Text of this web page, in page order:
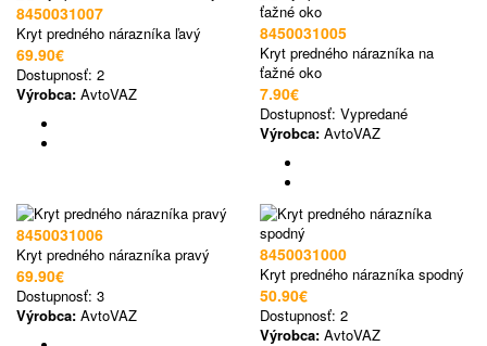
8450031007
Kryt predného nárazníka ľavý
69.90€
Dostupnosť: 2
Výrobca: AvtoVAZ
8450031005
Kryt predného nárazníka na
ťažné oko
7.90€
Dostupnosť: Vypredané
Výrobca: AvtoVAZ
8450031006
Kryt predného nárazníka pravý
69.90€
Dostupnosť: 3
Výrobca: AvtoVAZ
8450031000
Kryt predného nárazníka spodný
50.90€
Dostupnosť: 2
Výrobca: AvtoVAZ